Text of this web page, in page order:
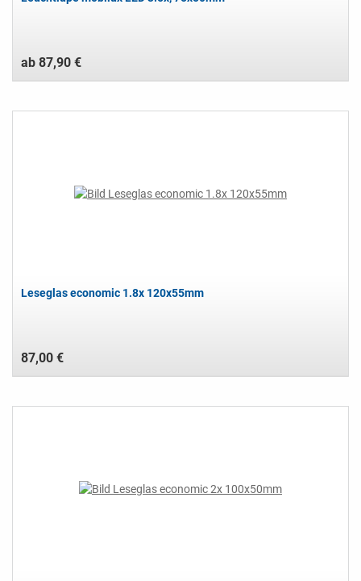
ab 87,90 €
Leseglas economic 1.8x 120x55mm
87,00 €